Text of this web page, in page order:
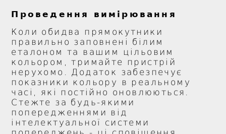
Проведення вимірювання
Коли обидва прямокутники
правильно заповнені білим
еталоном та вашим цільовим
кольором, тримайте пристрій
нерухомо. Додаток забезпечує
показники кольору в реальному
часі, які постійно оновлюються.
Стежте за будь-якими
попередженнями від
інтелектуальної системи